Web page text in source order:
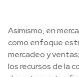
Asimismo, en
como enfoque
mercadeo y
los recursos de la